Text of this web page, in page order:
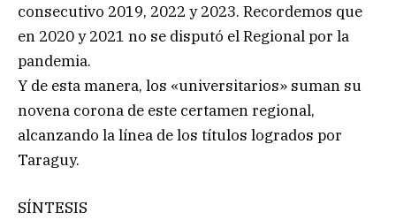
consecutivo 2019, 2022 y 2023. Recordemos que
en 2020 y 2021 no se disputó el Regional por la
pandemia.
Y de esta manera, los «universitarios» suman su
novena corona de este certamen regional,
alcanzando la línea de los títulos logrados por
Taraguy.
SÍNTESIS